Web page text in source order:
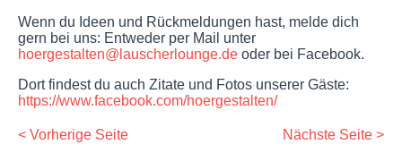
Wenn du Ideen und Rückmeldungen hast, melde dich
gern bei uns: Entweder per Mail unter
hoergestalten@lauscherlounge.de oder bei Facebook.
Dort findest du auch Zitate und Fotos unserer Gäste:
https://www.facebook.com/hoergestalten/
< Vorherige Seite Nächste Seite >